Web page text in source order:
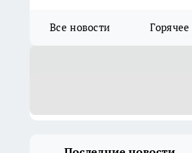
Все новости Горячее